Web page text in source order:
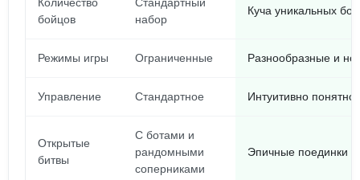
бойцов
набор
Куча уникальных
Режимы игры Ограниченные Разнообразные и
Управление Стандартное Интуитивно
Открытые
битвы
С ботами и
рандомными
соперниками
Эпичные поединки